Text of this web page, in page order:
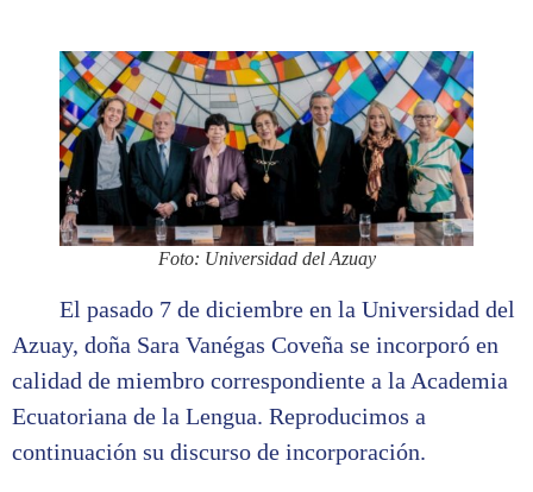
Foto: Universidad del Azuay
El pasado 7 de diciembre en la Universidad del
Azuay, doña Sara Vanégas Coveña se incorporó en
calidad de miembro correspondiente a la Academia
Ecuatoriana de la Lengua. Reproducimos a
continuación su discurso de incorporación.